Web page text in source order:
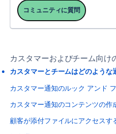
コミュニティに質問
カスタマーおよびチーム向け
カスタマーとチームはどのような
カスタマー通知のルック アンド
カスタマー通知のコンテンツの作
顧客が添付ファイルにアクセスす